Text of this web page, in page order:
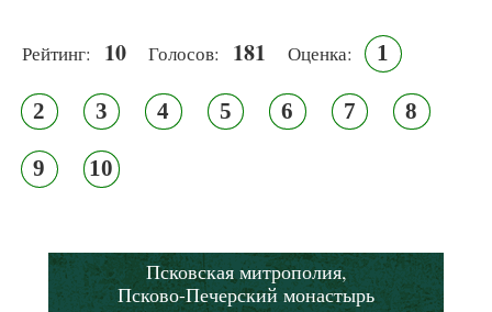
Рейтинг: 10 Голосов: 181 Оценка: 1
2 3 4 5 6 7 8
9 10
Псковская митрополия,
Псково-Печерский монастырь